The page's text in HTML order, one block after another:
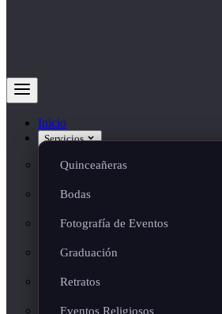
Inicio
Servicios
Quinceañeras
Bodas
Fotografía de Eventos
Graduación
Retratos
Eventos Religiosos